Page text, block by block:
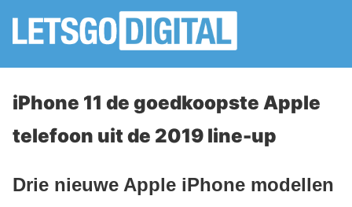
iPhone 11 de goedkoopste Apple
telefoon uit de 2019 line-up
Drie nieuwe Apple iPhone modellen